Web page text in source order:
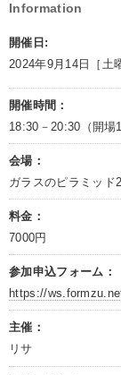
Information
開催日:
2024年9月14日［土
開催時間：
18:30－20:30（開場
会場：
ガラスのピラミッド
料金：
7000円
参加申込フォーム：
https://
主催：
リサ